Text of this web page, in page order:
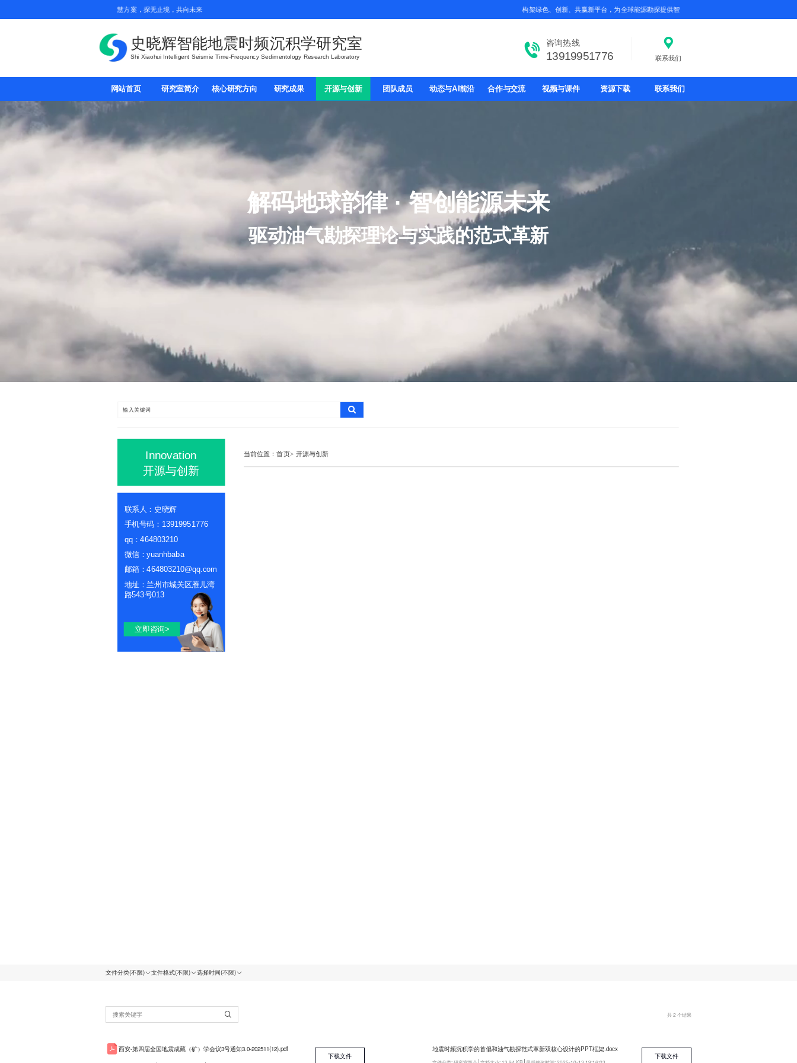
共赢新平台，为全球能源勘探提供智慧方案，探无止境，共向未来 构架绿色、创新、共赢新平台，为全球能源勘探提供智慧方案，探无止境，共向未来
史晓辉智能地震时频沉积学研究室
Shi Xiaohui Intelligent Seismie Time-Frequency Sedimentology Research Laboratory
咨询热线
13919951776 联系我们
网站首页 研究室简介 核心研究方向 研究成果 开源与创新 团队成员 动态与AI前沿 合作与交流 视频与课件 资源下载 联系我们
解码地球韵律 · 智创能源未来
驱动油气勘探理论与实践的范式革新
开源与创新
Innovation
立即咨询>
联系人：史晓辉
手机号码：13919951776
qq：464803210
微信：yuanhbaba
邮箱：464803210@qq.com
地址：兰州市城关区雁儿湾
路543号013
当前位置：首页> 开源与创新
最热
文件分类(不限) 文件格式(不限) 选择时间(不限)
共 2 个结果
西安-第四届全国地震成藏（矿）学会议3号通知3.0-202511(12).pdf
下载文件
地震时频沉积学的首倡和油气勘探范式革新双核心设计的PPT框架.docx
下载文件